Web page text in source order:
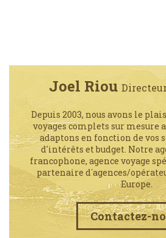
Joel Riou
Depuis 2003, nous avons le
voyages complets sur mesure
adaptons en fonction de vos
d'intérêts et budget. Notre
francophone, agence voyage
partenaire d´agences/
Europe.
Contactez-